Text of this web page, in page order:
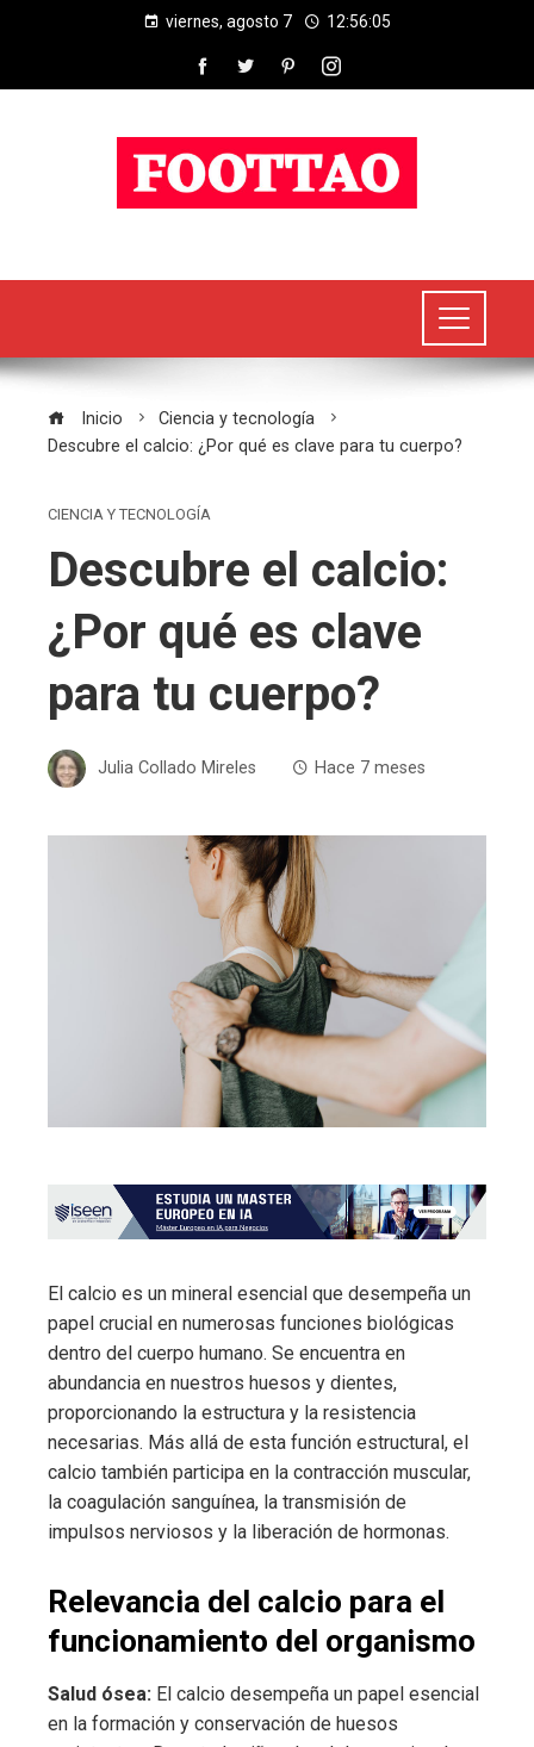
viernes, agosto 7 12:56:05
Inicio
Ciencia y tecnología
Descubre el calcio: ¿Por qué es clave para tu cuerpo?
CIENCIA Y TECNOLOGÍA
Descubre el calcio:
¿Por qué es clave
para tu cuerpo?
Julia Collado Mireles Hace 7 meses
El calcio es un mineral esencial que desempeña un
papel crucial en numerosas funciones biológicas
dentro del cuerpo humano. Se encuentra en
abundancia en nuestros huesos y dientes,
proporcionando la estructura y la resistencia
necesarias. Más allá de esta función estructural, el
calcio también participa en la contracción muscular,
la coagulación sanguínea, la transmisión de
impulsos nerviosos y la liberación de hormonas.
Relevancia del calcio para el
funcionamiento del organismo
Salud ósea: El calcio desempeña un papel esencial
en la formación y conservación de huesos